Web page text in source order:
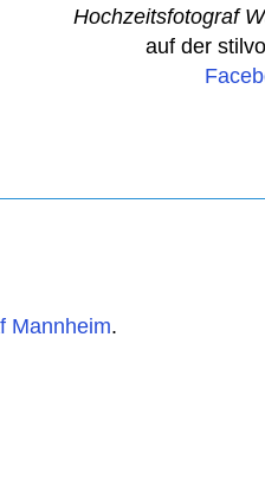
Hochzeitsfotograf
auf der
Mannheim.